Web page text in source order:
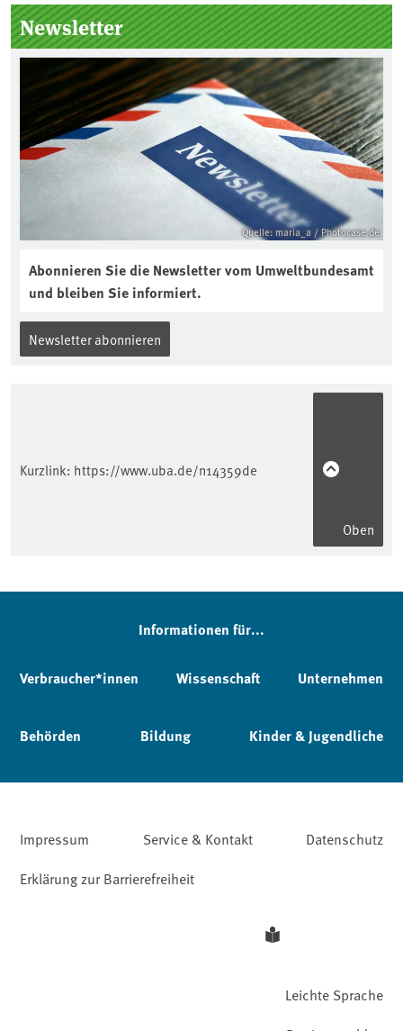
Seitenleiste
Newsletter
Quelle: maria_a / Photocase.de
Abonnieren Sie die Newsletter vom Umweltbundesamt
und bleiben Sie informiert.
Newsletter abonnieren
Kurzlink: https://www.uba.de/n14359de
Oben
Informationen für...
Verbraucher*innen Wissenschaft Unternehmen
Behörden Bildung Kinder & Jugendliche
Impressum Service & Kontakt
Datenschutz
Erklärung zur Barrierefreiheit
Leichte Sprache